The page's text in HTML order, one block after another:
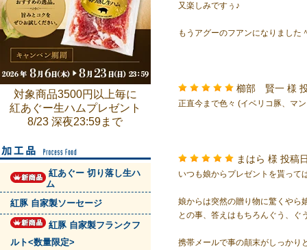
又楽しみですぅ♪
もうアグーのフアンになりました
櫛部 賢一 様
正直今まで色々 (イベリコ豚、マ
まはら 様 投稿
いつも娘からプレゼントを貰って
娘からは突然の贈り物に驚くやら
との事、答えはもちろんぐう、ぐ
携帯メールで事の顛末がしっかり
対象商品3500円以上毎に
紅あぐー生ハムプレゼント
8/23 深夜23:59まで
紅あぐー 切り落し生ハ
ム
紅豚 自家製ソーセージ
紅豚 自家製フランクフ
ルト<数量限定>